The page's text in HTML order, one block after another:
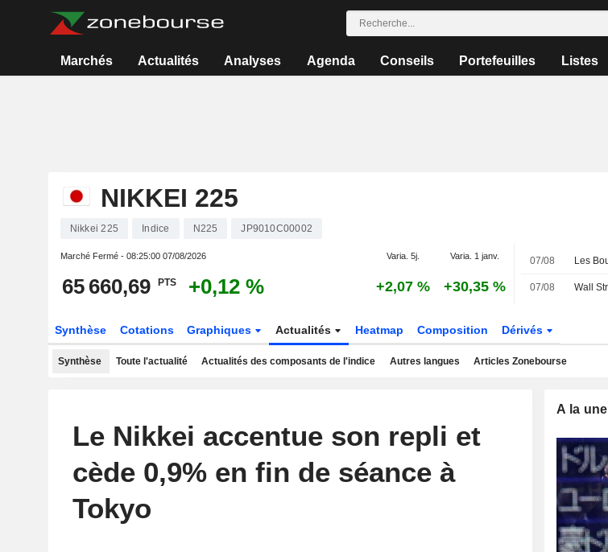
Marchés Actualités Analyses Agenda Conseils Portefeuilles Listes
NIKKEI 225
Nikkei 225 Indice N225 JP9010C00002
Marché Fermé - 08:25:00 07/08/2026 Varia. 5j. Varia. 1 janv.
65 660,69 PTS +0,12 % +2,07 % +30,35 %
07/08
07/08
Synthèse Cotations Graphiques Actualités Heatmap Composition Dérivés
Synthèse Toute l'actualité Actualités des composants de l'indice Autres langues Articles Zonebourse
Le Nikkei accentue son repli et
cède 0,9% en fin de séance à
Tokyo
A la une